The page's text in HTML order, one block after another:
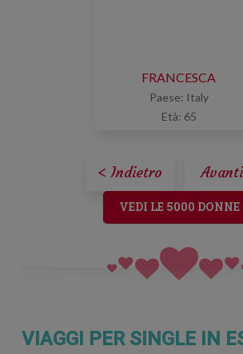
FRANCESCA
Paese: Italy
Età: 65
< Indietro
VEDI LE 5000 DONNE
VIAGGI PER SINGLE IN